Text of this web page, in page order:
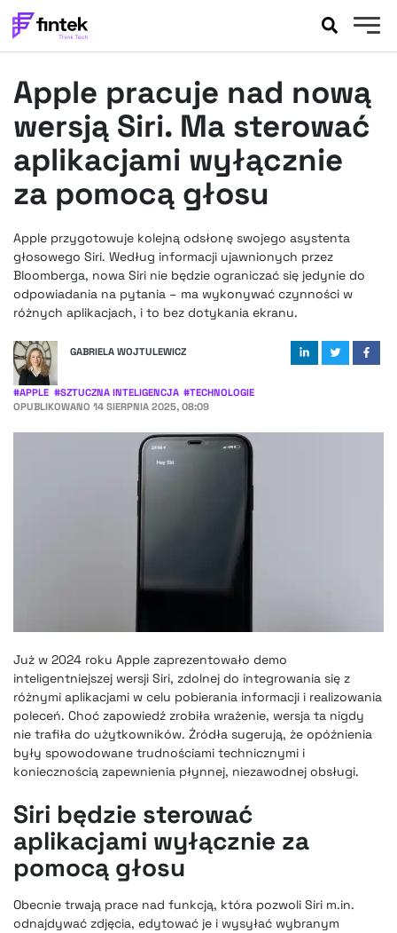
BANKOWOŚĆ
EVENTY
FELIETONY
WYWIADY
LEGAL
FINTEKEXTRA
OKIEM EKSPERTA
Apple pracuje nad nową
wersją Siri. Ma sterować
aplikacjami wyłącznie
za pomocą głosu
Apple przygotowuje kolejną odsłonę swojego asystenta
głosowego Siri. Według informacji ujawnionych przez
Bloomberga, nowa Siri nie będzie ograniczać się jedynie do
odpowiadania na pytania – ma wykonywać czynności w
różnych aplikacjach, i to bez dotykania ekranu.
GABRIELA WOJTULEWICZ
#APPLE #SZTUCZNA INTELIGENCJA #TECHNOLOGIE
OPUBLIKOWANO 14 SIERPNIA 2025, 08:09
Już w 2024 roku Apple zaprezentowało demo
inteligentniejszej wersji Siri, zdolnej do integrowania się z
różnymi aplikacjami w celu pobierania informacji i realizowania
poleceń. Choć zapowiedź zrobiła wrażenie, wersja ta nigdy
nie trafiła do użytkowników. Źródła sugerują, że opóźnienia
były spowodowane trudnościami technicznymi i
koniecznością zapewnienia płynnej, niezawodnej obsługi.
Siri będzie sterować
aplikacjami wyłącznie za
pomocą głosu
Obecnie trwają prace nad funkcją, która pozwoli Siri m.in.
odnajdywać zdjęcia, edytować je i wysyłać wybranym